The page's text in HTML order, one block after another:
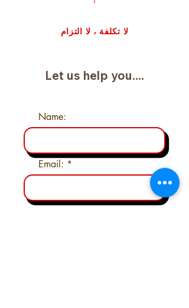
لا تكلفة ، لا التزام
Let us help you....
Name:
Email: